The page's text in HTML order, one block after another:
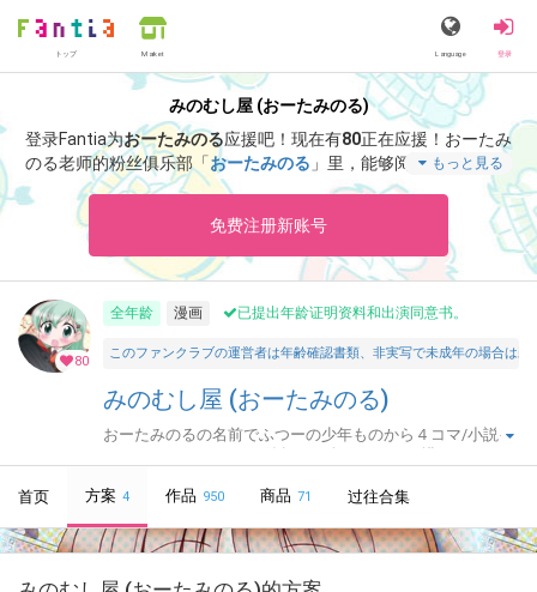
トップ Market Language 登录
みのむし屋 (おーたみのる)
登录Fantia为おーたみのる应援吧！ 现在有80正在应援！ おーたみ
のる老师的粉丝俱乐部「おーたみのる 」里，能够阅览「 ガルパン
キャラ誰が一番体操服が似合うか大会第２６話」等特别内容。
もっと見る
免费注册新账号
80
全年龄 漫画 已提出年龄证明资料和出演同意书。
このファンクラブの運営者は年齢確認書類、非実写で未成年の場合は
みのむし屋 (おーたみのる)
おーたみのるの名前でふつーの少年ものから４コマ/小説イ
首页
方案 4 作品 950 商品 71 过往合集